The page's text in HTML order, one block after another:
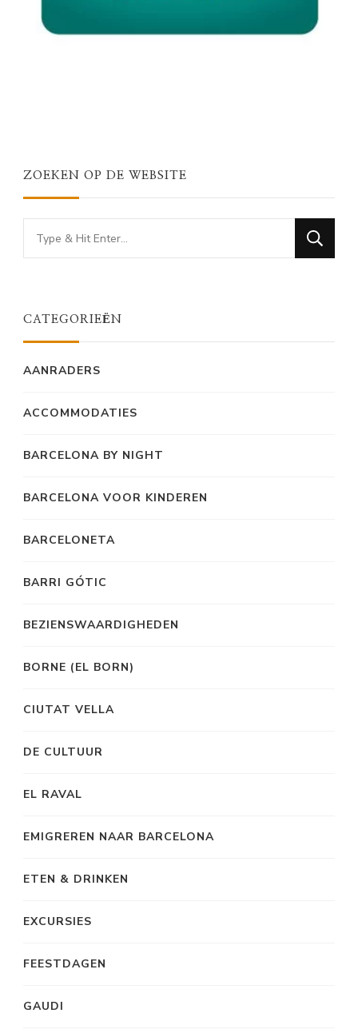
ZOEKEN OP DE WEBSITE
Looking
for
CATEGORIEËN
AANRADERS
ACCOMMODATIES
BARCELONA BY NIGHT
BARCELONA VOOR KINDEREN
BARCELONETA
BARRI GÓTIC
BEZIENSWAARDIGHEDEN
BORNE (EL BORN)
CIUTAT VELLA
DE CULTUUR
EL RAVAL
EMIGREREN NAAR BARCELONA
ETEN & DRINKEN
EXCURSIES
FEESTDAGEN
GAUDI